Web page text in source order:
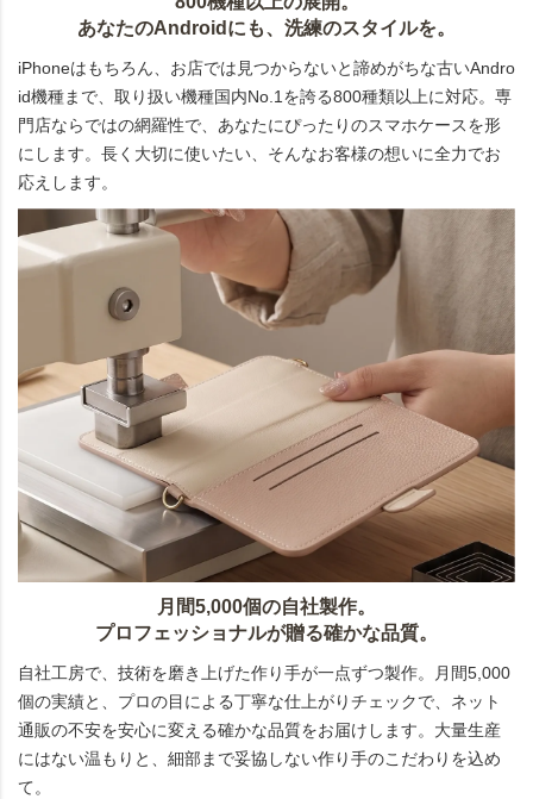
あなたのAndroidにも、洗練のスタイルを。
iPhoneはもちろん、お店では見つからないと諦めがちな古いAndro
id機種まで、取り扱い機種国内No.1を誇る800種類以上に対応。専
門店ならではの網羅性で、あなたにぴったりのスマホケースを形
にします。長く大切に使いたい、そんなお客様の想いに全力でお
応えします。
月間5,000個の自社製作。
プロフェッショナルが贈る確かな品質。
自社工房で、技術を磨き上げた作り手が一点ずつ製作。月間5,000
個の実績と、プロの目による丁寧な仕上がりチェックで、ネット
通販の不安を安心に変える確かな品質をお届けします。大量生産
にはない温もりと、細部まで妥協しない作り手のこだわりを込め
て。